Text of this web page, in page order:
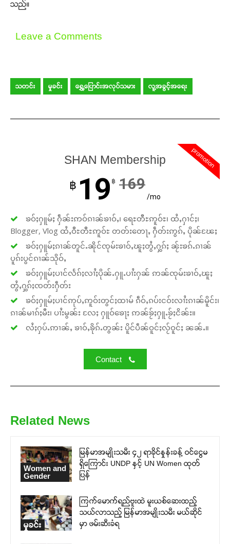
သည်။
Leave a Comments
သတင်း မှုခင်း ရွှေ့ပြောင်းအလုပ်သမား လူ့အခွင့်အရေး
promotion
SHAN Membership
฿ 19 ฿ 169
/mo
ၶဝ်ႈႁူမ်ႈ ႁဵၼ်းဢဝ်ၵၢၼ်ၶၢဝ်ႇ၊ ရေႊတီႊဢူဝ်ႊ၊ ထႆႇႁၢင်ႈ၊
Blogger, Vlog ထႆႇဝီႊတီႊဢူဝ်ႊ တတ်းတေႃႇ ႁဵတ်းဢွၵ်ႇ ပိုၼ်ၽႄႈ
ၶဝ်ႈႁူမ်ႈၵၢၼ်တူင်ႉၼိုင်ၸုမ်းၶၢဝ်ႇၽူႈတွႆႇႁွၵ်ႈ ၼႂ်းၶၵ်ႉၵၢၼ်
ပူၵ်းပွင်ၵၢၼ်သိုဝ်ႇ
ၶဝ်ႈႁူမ်ႈပၢင်လႅၵ်ႈလၢႆႈပိုၼ်ႉႁူႉပၢႆးႁၼ် ဢၼ်ၸုမ်းၶၢဝ်ႇၽူႈ
တွႆႇႁွၵ်ႈၸတ်းႁဵတ်း
ၶဝ်ႈႁူမ်ႈပၢင်ဢုပ်ႇဢူဝ်းတွင်ႈထၢမ် ၵဵဝ်ႇၵပ်းငဝ်းလၢႆးၵၢၼ်မိူင်း၊
ၵၢၼ်မၢၵ်ႈမီး၊ ပၢႆးမွၼ်း လႄႈ ႁူဝ်ၶေႃႈ ဢၼ်ၶႂ်ႈႁူႉၶႂ်ႈငိၼ်း။
လႆႈႁပ်ႉဢၢၼ်ႇ ၶၢဝ်ႇၶိုၵ်ႉတွၼ်း ပိူင်ပဵၼ်ဝူင်ႈလႂ်ဝူင်ႈ ၼၼ်ႉ။
Contact
Related News
Women and
Gender
မြန်မာအမျိုးသမီး ၄၂ ရာခိုင်နှုန်းခန့် ဝင်ငွေမ
ရှိကြောင်း UNDP နှင့် UN Women ထုတ်
ပြန်
မှုခင်း
ကြက်မောက်ရည်ဗူးထဲ မူးယစ်ဆေးထည့်
သယ်လာသည့် မြန်မာအမျိုးသမီး မယ်ဆိုင်
မှာ ဖမ်းဆီးခံရ